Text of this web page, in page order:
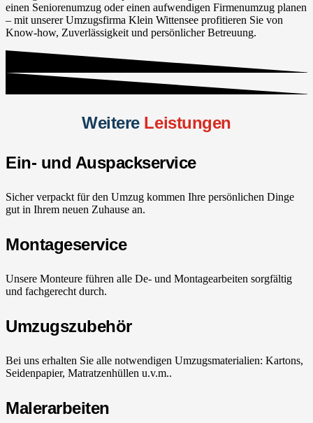
einen Seniorenumzug oder einen aufwendigen Firmenumzug planen
– mit unserer Umzugsfirma Klein Wittensee profitieren Sie von
Know-how, Zuverlässigkeit und persönlicher Betreuung.
Weitere Leistungen
Ein- und Auspackservice
Sicher verpackt für den Umzug kommen Ihre persönlichen Dinge
gut in Ihrem neuen Zuhause an.
Montageservice
Unsere Monteure führen alle De- und Montagearbeiten sorgfältig
und fachgerecht durch.
Umzugszubehör
Bei uns erhalten Sie alle notwendigen Umzugsmaterialien: Kartons,
Seidenpapier, Matratzenhüllen u.v.m..
Malerarbeiten